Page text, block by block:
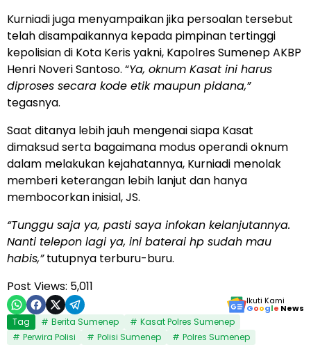
Kurniadi juga menyampaikan jika persoalan tersebut
telah disampaikannya kepada pimpinan tertinggi
kepolisian di Kota Keris yakni, Kapolres Sumenep AKBP
Henri Noveri Santoso. “Ya, oknum Kasat ini harus
diproses secara kode etik maupun pidana,”
tegasnya.
Saat ditanya lebih jauh mengenai siapa Kasat
dimaksud serta bagaimana modus operandi oknum
dalam melakukan kejahatannya, Kurniadi menolak
memberi keterangan lebih lanjut dan hanya
membocorkan inisial, JS.
“Tunggu saja ya, pasti saya infokan kelanjutannya.
Nanti telepon lagi ya, ini baterai hp sudah mau
habis,”tutupnya terburu-buru.
Post Views: 5,011
Ikuti Kami
Google News
Tag Berita Sumenep
Kasat Polres Sumenep
Perwira Polisi
Polisi Sumenep Polres Sumenep